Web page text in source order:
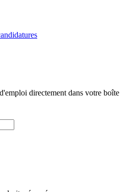
directement dans votre boîte